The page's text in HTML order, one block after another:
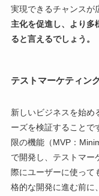
実現できるチャンスが
主化を促進し、より多
ると言えるでしょう。
テストマーケティン
新しいビジネスを始め
ーズを検証することで
限の機能（MVP：
で開発し、テストマー
際にユーザーに使って
格的な開発に進む前に